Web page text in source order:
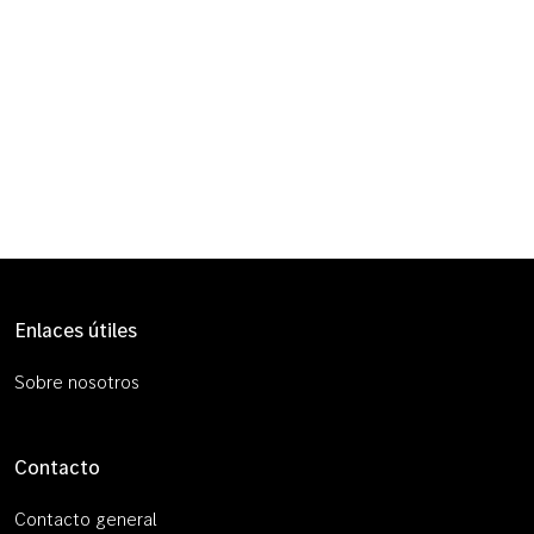
Enlaces útiles
Sobre nosotros
Contacto
Contacto general